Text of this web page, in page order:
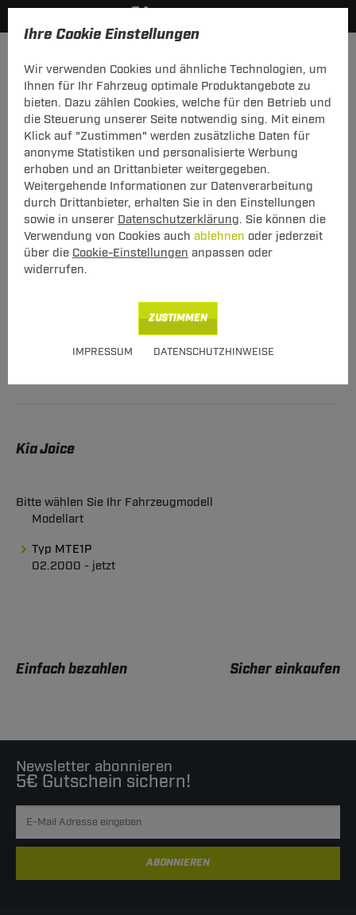
Ihre Cookie Einstellungen
Wir verwenden Cookies und ähnliche Technologien, um
Ihnen für Ihr Fahrzeug optimale Produktangebote zu
bieten. Dazu zählen Cookies, welche für den Betrieb und
die Steuerung unserer Seite notwendig sing. Mit einem
Klick auf "Zustimmen" werden zusätzliche Daten für
anonyme Statistiken und personalisierte Werbung
erhoben und an Drittanbieter weitergegeben.
Weitergehende Informationen zur Datenverarbeitung
durch Drittanbieter, erhalten Sie in den Einstellungen
sowie in unserer Datenschutzerklärung. Sie können die
Verwendung von Cookies auch ablehnen oder jederzeit
über die Cookie-Einstellungen anpassen oder
widerrufen.
IMPRESSUM DATENSCHUTZHINWEISE
ZUSTIMMEN
MODELÜBERSICHT
PKW-Kupplungskonfigurator
Die folgende Auflistung schützt Sie und andere in Ihrer
Umgebung und ermöglicht ein unbeschwertes
Urlaubserlebnis.
1
Hersteller
2
Modell
3
Anhängerkupplung und Elektrosatz für den Kia
Kia Joice
Bitte wählen Sie Ihr Fahrzeugmodell
Modellart
Typ MTE1P
02.2000 - jetzt
Einfach bezahlen Sicher einkaufen
Newsletter abonnieren
5€ Gutschein sichern!
ABONNIEREN